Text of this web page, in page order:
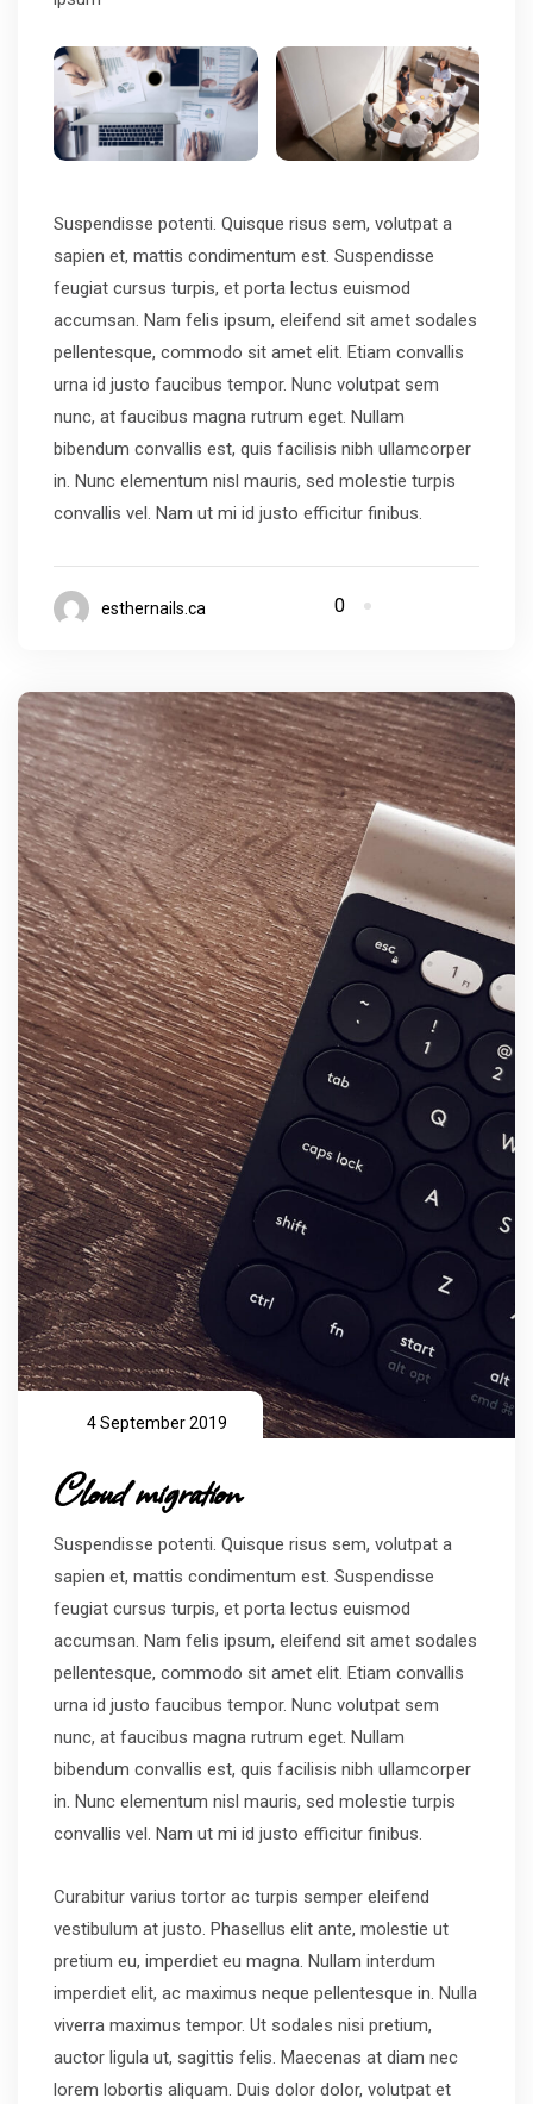
Suspendisse potenti. Quisque risus sem, volutpat a
sapien et, mattis condimentum est. Suspendisse
feugiat cursus turpis, et porta lectus euismod
accumsan. Nam felis ipsum, eleifend sit amet sodales
pellentesque, commodo sit amet elit. Etiam convallis
urna id justo faucibus tempor. Nunc volutpat sem
nunc, at faucibus magna rutrum eget. Nullam
bibendum convallis est, quis facilisis nibh ullamcorper
in. Nunc elementum nisl mauris, sed molestie turpis
convallis vel. Nam ut mi id justo efficitur finibus.
esthernails.ca 0
4 September 2019
Cloud migration
Suspendisse potenti. Quisque risus sem, volutpat a
sapien et, mattis condimentum est. Suspendisse
feugiat cursus turpis, et porta lectus euismod
accumsan. Nam felis ipsum, eleifend sit amet sodales
pellentesque, commodo sit amet elit. Etiam convallis
urna id justo faucibus tempor. Nunc volutpat sem
nunc, at faucibus magna rutrum eget. Nullam
bibendum convallis est, quis facilisis nibh ullamcorper
in. Nunc elementum nisl mauris, sed molestie turpis
convallis vel. Nam ut mi id justo efficitur finibus.
Curabitur varius tortor ac turpis semper eleifend
vestibulum at justo. Phasellus elit ante, molestie ut
pretium eu, imperdiet eu magna. Nullam interdum
imperdiet elit, ac maximus neque pellentesque in. Nulla
viverra maximus tempor. Ut sodales nisi pretium,
auctor ligula ut, sagittis felis. Maecenas at diam nec
lorem lobortis aliquam. Duis dolor dolor, volutpat et